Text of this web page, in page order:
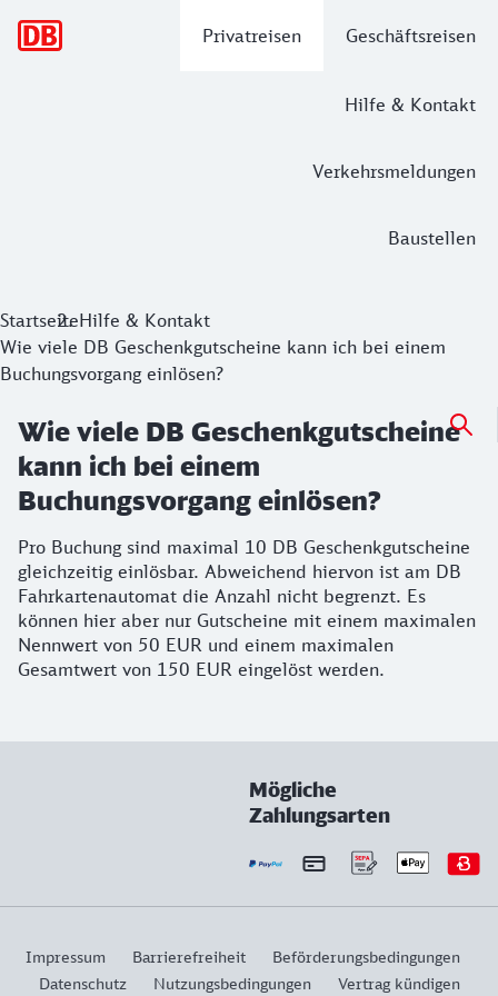
Privatreisen Geschäftsreisen
Hilfe & Kontakt
Verkehrsmeldungen
Baustellen
StartseiteHilfe & Kontakt
Wie viele DB Geschenkgutscheine kann ich bei einem
Buchungsvorgang einlösen?
Wie viele DB Geschenkgutscheine
kann ich bei einem
Buchungsvorgang einlösen?
Pro Buchung sind maximal 10 DB Geschenkgutscheine
gleichzeitig einlösbar. Abweichend hiervon ist am DB
Fahrkartenautomat die Anzahl nicht begrenzt. Es
können hier aber nur Gutscheine mit einem maximalen
Nennwert von 50 EUR und einem maximalen
Gesamtwert von 150 EUR eingelöst werden.
Mögliche
Zahlungsarten
Impressum Barrierefreiheit
Beförderungsbedingungen
Datenschutz
Nutzungsbedingungen Vertrag kündigen